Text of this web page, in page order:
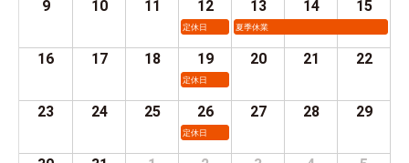
9 10 11 12
定休日
13
夏季休業
14 15
16 17 18 19
定休日
20 21 22
23 24 25 26
定休日
27 28 29